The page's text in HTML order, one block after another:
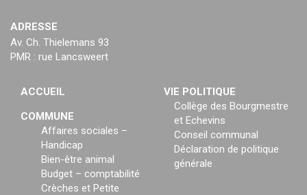
ADRESSE
Av. Ch. Thielemans 93
PMR : rue Lancsweert
ACCUEIL
COMMUNE
Affaires sociales –
Handicap
Bien-être animal
Budget – comptabilité
Crèches et Petite
VIE POLITIQUE
Collège des Bourgmestre
et Echevins
Conseil communal
Déclaration de politique
générale